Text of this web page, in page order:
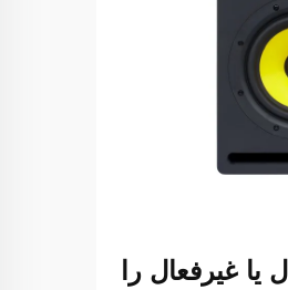
یا غیرفعال را